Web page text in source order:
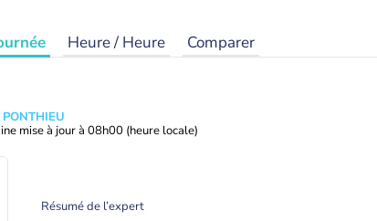
Heure / Heure Comparer
mise à jour à 08h00 (heure locale)
Résumé de l’expert